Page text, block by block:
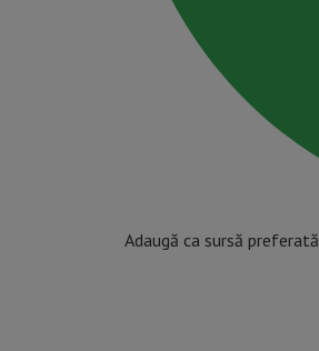
Adaugă ca sursă preferată